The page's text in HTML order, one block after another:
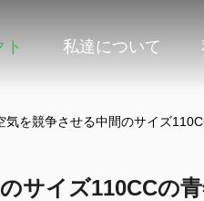
ト 私達について
気を競争させる中間のサイズ
サイズ110CCの